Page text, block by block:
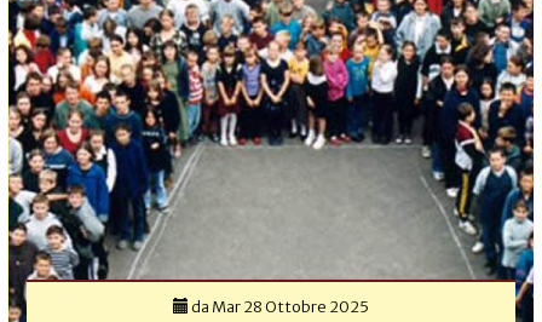
da Mar 28 Ottobre 2025